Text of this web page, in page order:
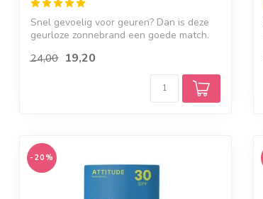
Snel gevoelig voor geuren? Dan is deze
geurloze zonnebrand een goede match.
24,00 19,20
-20%